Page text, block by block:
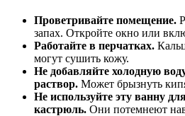
Проветривайте помещение.
запах. Откройте окно или
Работайте в перчатках.
могут сушить кожу.
Не добавляйте холодную
раствор. Может брызнуть
Не используйте эту ванну
кастрюль. Они потемнеют